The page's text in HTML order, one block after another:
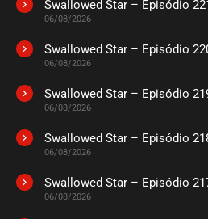
ASSISTIDO
EPISÓDIO 03
EPISÓDIO 02
agosto 28, 2020
agosto 28, 2020
Swallowed Star – Episódio
06/08/2026
Swallowed Star – Episódio
06/08/2026
Swallowed Star – Episódio
06/08/2026
Swallowed Star – Episódio
06/08/2026
Swallowed Star – Episódio
06/08/2026